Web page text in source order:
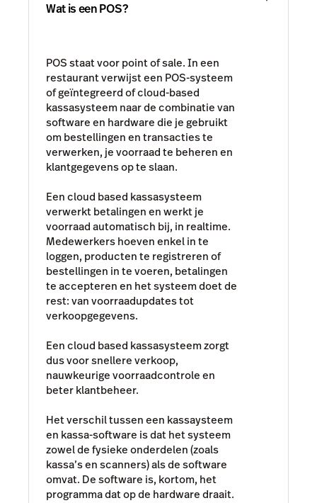
Wat is een POS?
POS staat voor point of sale. In een
restaurant verwijst een POS-systeem
of geïntegreerd of cloud-based
kassasysteem naar de combinatie van
software en hardware die je gebruikt
om bestellingen en transacties te
verwerken, je voorraad te beheren en
klantgegevens op te slaan.
Een cloud based kassasysteem
verwerkt betalingen en werkt je
voorraad automatisch bij, in realtime.
Medewerkers hoeven enkel in te
loggen, producten te registreren of
bestellingen in te voeren, betalingen
te accepteren en het systeem doet de
rest: van voorraadupdates tot
verkoopgegevens.
Een cloud based kassasysteem zorgt
dus voor snellere verkoop,
nauwkeurige voorraadcontrole en
beter klantbeheer.
Het verschil tussen een kassaysteem
en kassa-software is dat het systeem
zowel de fysieke onderdelen (zoals
kassa’s en scanners) als de software
omvat. De software is, kortom, het
programma dat op de hardware draait.